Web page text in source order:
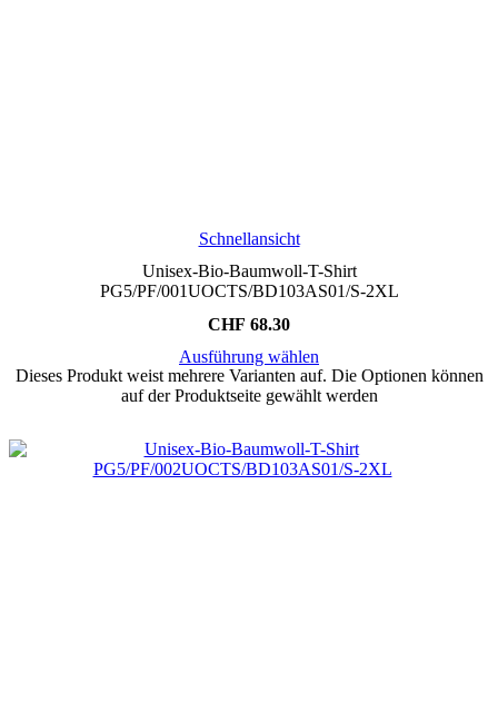
Schnellansicht
Unisex-Bio-Baumwoll-T-Shirt
PG5/PF/001UOCTS/BD103AS01/S-2XL
CHF 68.30
Ausführung wählen
Dieses Produkt weist mehrere Varianten auf. Die Optionen können
auf der Produktseite gewählt werden